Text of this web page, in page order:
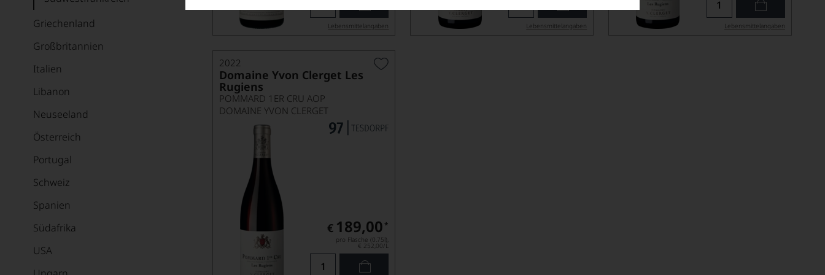
Griechenland
Großbritannien
Italien
Libanon
Neuseeland
Österreich
Portugal
Schweiz
Spanien
Südafrika
USA
Lebensmittel­angaben Lebensmittel­angaben Lebensmittel­angaben
2022
Domaine Yvon Clerget Les
Rugiens
POMMARD 1ER CRU AOP
DOMAINE YVON CLERGET
€ 189,00 *
pro Flasche (0.75l),
€ 252,00/L